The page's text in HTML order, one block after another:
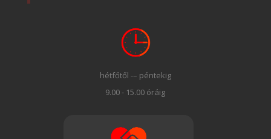
hétfőtől -– péntekig
9.00 - 15.00 óráig